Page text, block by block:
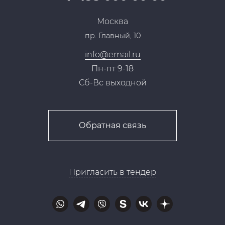
Москва
пр. Главный, 10
info@email.ru
Пн-пт 9-18
Сб-Вс выходной
Обратная связь
Пригласить в тендер